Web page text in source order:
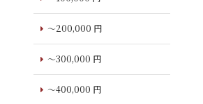
～200,000 円
～300,000 円
～400,000 円